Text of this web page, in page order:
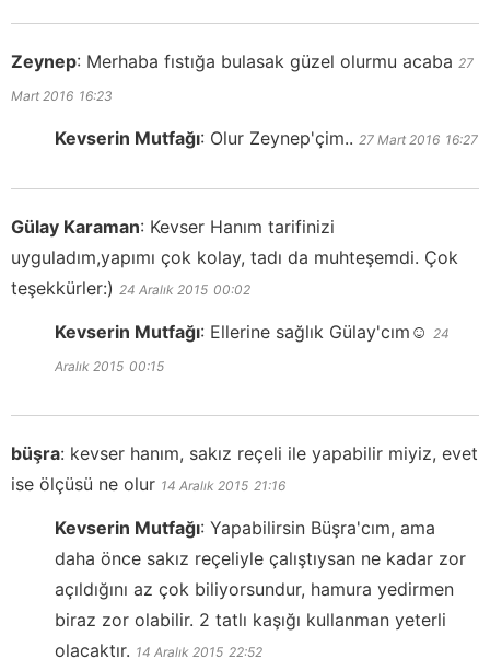
Zeynep: Merhaba fıstığa bulasak güzel olurmu acaba 27
Mart 2016 16:23
Kevserin Mutfağı: Olur Zeynep'çim.. 27 Mart 2016 16:27
Gülay Karaman: Kevser Hanım tarifinizi
uyguladım,yapımı çok kolay, tadı da muhteşemdi. Çok
teşekkürler:) 24 Aralık 2015 00:02
Kevserin Mutfağı: Ellerine sağlık Gülay'cım☺️ 24
Aralık 2015 00:15
büşra: kevser hanım, sakız reçeli ile yapabilir miyiz, evet
ise ölçüsü ne olur 14 Aralık 2015 21:16
Kevserin Mutfağı: Yapabilirsin Büşra'cım, ama
daha önce sakız reçeliyle çalıştıysan ne kadar zor
açıldığını az çok biliyorsundur, hamura yedirmen
biraz zor olabilir. 2 tatlı kaşığı kullanman yeterli
olacaktır. 14 Aralık 2015 22:52